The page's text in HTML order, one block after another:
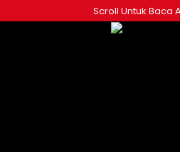
to
Scroll Untuk Baca